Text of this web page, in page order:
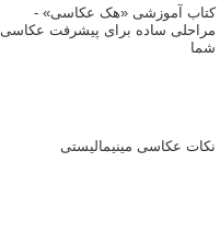
کتاب آموزشی «هک عکاسی» -
مراحلی ساده برای پیشرفت عکاسی
شما
نکات عکاسی مینیمالیستی